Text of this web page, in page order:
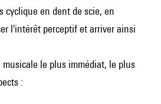
cyclique en dent de scie, en
l'intérêt perceptif et arriver ainsi
le plus immédiat, le plus
: